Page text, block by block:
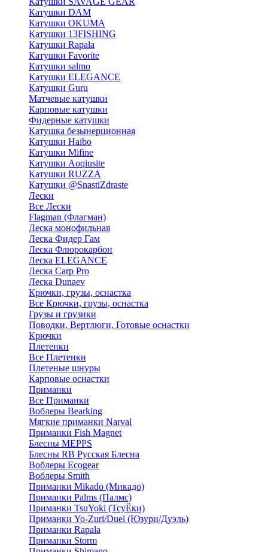
Катушки DAM
Катушки OKUMA
Катушки 13FISHING
Катушки Rapala
Катушки Favorite
Катушки salmo
Катушки ELEGANCE
Катушки Guru
Матчевые катушки
Карповые катушки
Фидерные катушки
Катушка безынерционная
Катушки Haibo
Катушки Mifine
Катушки Aoqiusite
Катушки RUZZA
Катушки @SnastiZdraste
Лески
Все Лески
Flagman (Флагман)
Леска монофильная
Леска Фидер Гам
Леска Флюрокарбон
Леска ELEGANCE
Леска Carp Pro
Леска Dunaev
Крючки, грузы, оснастка
Все Крючки, грузы, оснастка
Грузы и грузики
Поводки, Вертлюги, Готовые оснастки
Крючки
Плетенки
Все Плетенки
Плетеные шнуры
Карповые оснастки
Приманки
Все Приманки
Воблеры Bearking
Мягкие приманки Narval
Приманки Fish Magnet
Блесны MEPPS
Блесны RB Русская Блесна
Воблеры Ecogear
Воблеры Smith
Приманки Mikado (Микадо)
Приманки Palms (Палмс)
Приманки TsuYoki (ТсуЁки)
Приманки Yo-Zuri/Duel (Юзури/Дуэль)
Приманки Rapala
Приманки Storm